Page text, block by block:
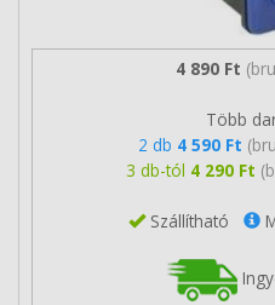
4 890 Ft
Több
2 db 4 590 Ft
3 db-tól 4 290 Ft
Szállítható